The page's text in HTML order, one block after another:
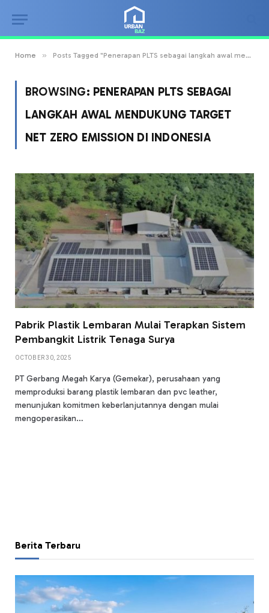
Home » Posts Tagged "Penerapan PLTS sebagai langkah awal mendukung target net zero emission di Indonesia"
BROWSING: PENERAPAN PLTS SEBAGAI
LANGKAH AWAL MENDUKUNG TARGET
NET ZERO EMISSION DI INDONESIA
Pabrik Plastik Lembaran Mulai Terapkan Sistem
Pembangkit Listrik Tenaga Surya
OCTOBER 30, 2025
PT Gerbang Megah Karya (Gemekar), perusahaan yang
memproduksi barang plastik lembaran dan pvc leather,
menunjukan komitmen keberlanjutannya dengan mulai
mengoperasikan…
Berita Terbaru